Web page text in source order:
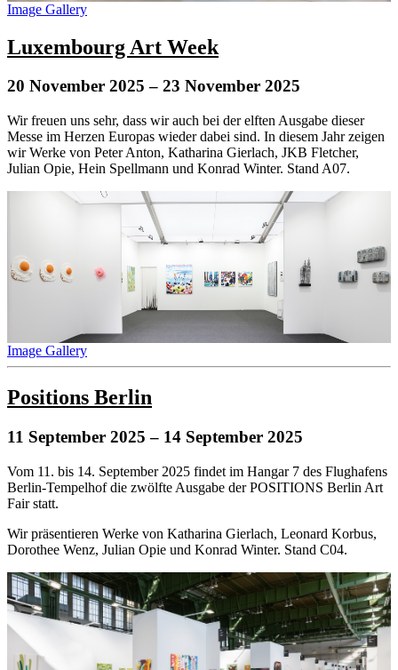
Image Gallery
Luxembourg Art Week
20 November 2025 – 23 November 2025
Wir freuen uns sehr, dass wir auch bei der elften Ausgabe dieser
Messe im Herzen Europas wieder dabei sind. In diesem Jahr zeigen
wir Werke von Peter Anton, Katharina Gierlach, JKB Fletcher,
Julian Opie, Hein Spellmann und Konrad Winter. Stand A07.
Image Gallery
Positions Berlin
11 September 2025 – 14 September 2025
Vom 11. bis 14. September 2025 findet im Hangar 7 des Flughafens
Berlin-Tempelhof die zwölfte Ausgabe der POSITIONS Berlin Art
Fair statt.
Wir präsentieren Werke von Katharina Gierlach, Leonard Korbus,
Dorothee Wenz, Julian Opie und Konrad Winter. Stand C04.